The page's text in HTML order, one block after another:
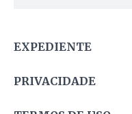
EXPEDIENTE
PRIVACIDADE